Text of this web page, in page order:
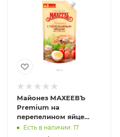
Майонез МАХЕЕВЪ
Premium на
перепелином яйце
770г м/у
Есть в наличии: 17